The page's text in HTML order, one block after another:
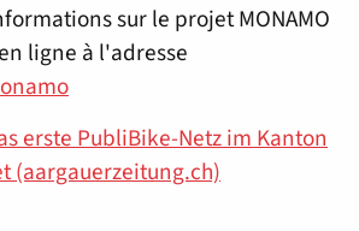
sur le projet MONAMO
ligne à l'adresse
erste PubliBike-Netz im Kanton
(aargauerzeitung.ch)